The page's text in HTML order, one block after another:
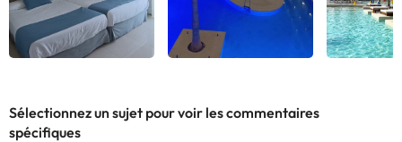
Sélectionnez un sujet pour voir les commentaires
spécifiques